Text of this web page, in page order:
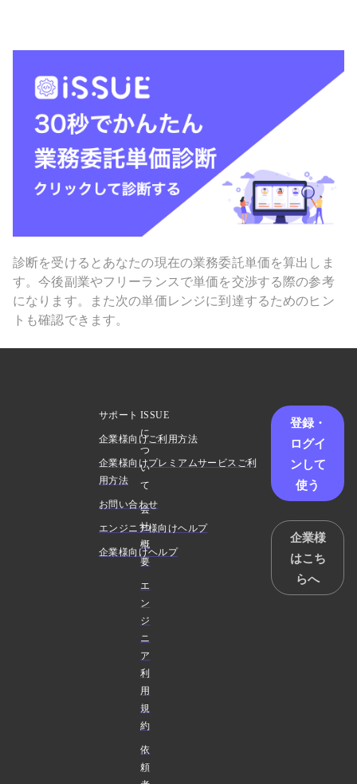
診断を受けるとあなたの現在の業務委託単価を算出しま
す。今後副業やフリーランスで単価を交渉する際の参考
になります。また次の単価レンジに到達するためのヒン
トも確認できます。
ISSUE
に
つ
い
て
会
社
概
要
エ
ン
ジ
ニ
ア
利
用
規
約
依
頼
サポート
企業様向けご利用方法
企業様向けプレミアムサービスご利
用方法
お問い合わせ
エンジニア様向けヘルプ
企業様向けヘルプ
登録・
ログイ
ンして
使う
企業様
はこち
らへ